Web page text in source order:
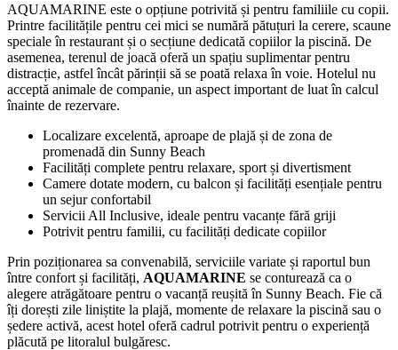
AQUAMARINE este o opțiune potrivită și pentru familiile cu copii.
Printre facilitățile pentru cei mici se numără pătuțuri la cerere, scaune
speciale în restaurant și o secțiune dedicată copiilor la piscină. De
asemenea, terenul de joacă oferă un spațiu suplimentar pentru
distracție, astfel încât părinții să se poată relaxa în voie. Hotelul nu
acceptă animale de companie, un aspect important de luat în calcul
înainte de rezervare.
Localizare excelentă, aproape de plajă și de zona de
promenadă din Sunny Beach
Facilități complete pentru relaxare, sport și divertisment
Camere dotate modern, cu balcon și facilități esențiale pentru
un sejur confortabil
Servicii All Inclusive, ideale pentru vacanțe fără griji
Potrivit pentru familii, cu facilități dedicate copiilor
Prin poziționarea sa convenabilă, serviciile variate și raportul bun
între confort și facilități, AQUAMARINE se conturează ca o
alegere atrăgătoare pentru o vacanță reușită în Sunny Beach. Fie că
îți dorești zile liniștite la plajă, momente de relaxare la piscină sau o
ședere activă, acest hotel oferă cadrul potrivit pentru o experiență
plăcută pe litoralul bulgăresc.